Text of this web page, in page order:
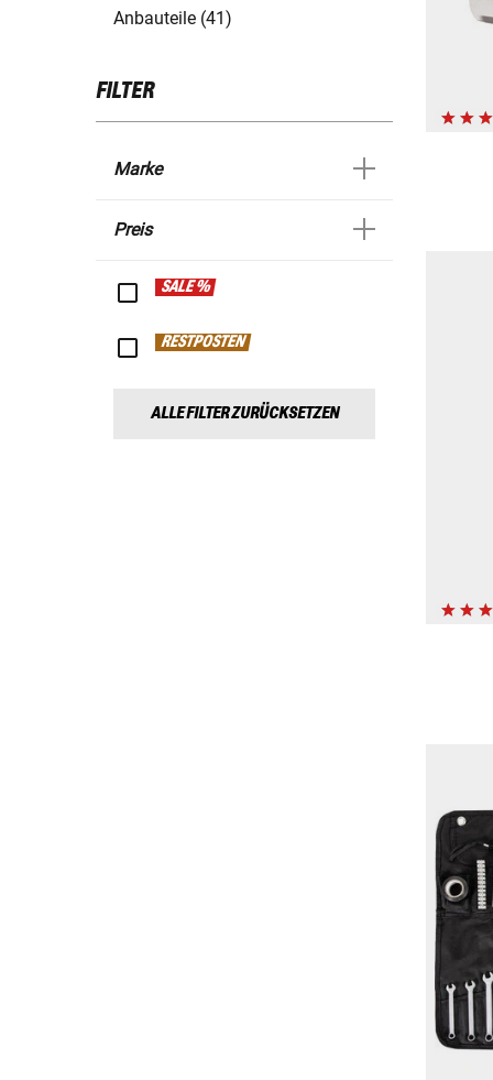
Anbauteile (41)
FILTER
Marke
Preis
SALE %
RESTPOSTEN
ALLE FILTER ZURÜCKSETZEN